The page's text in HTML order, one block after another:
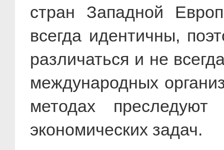
стран Западной
всегда идентичны,
различаться и не
международных
методах
экономических задач.